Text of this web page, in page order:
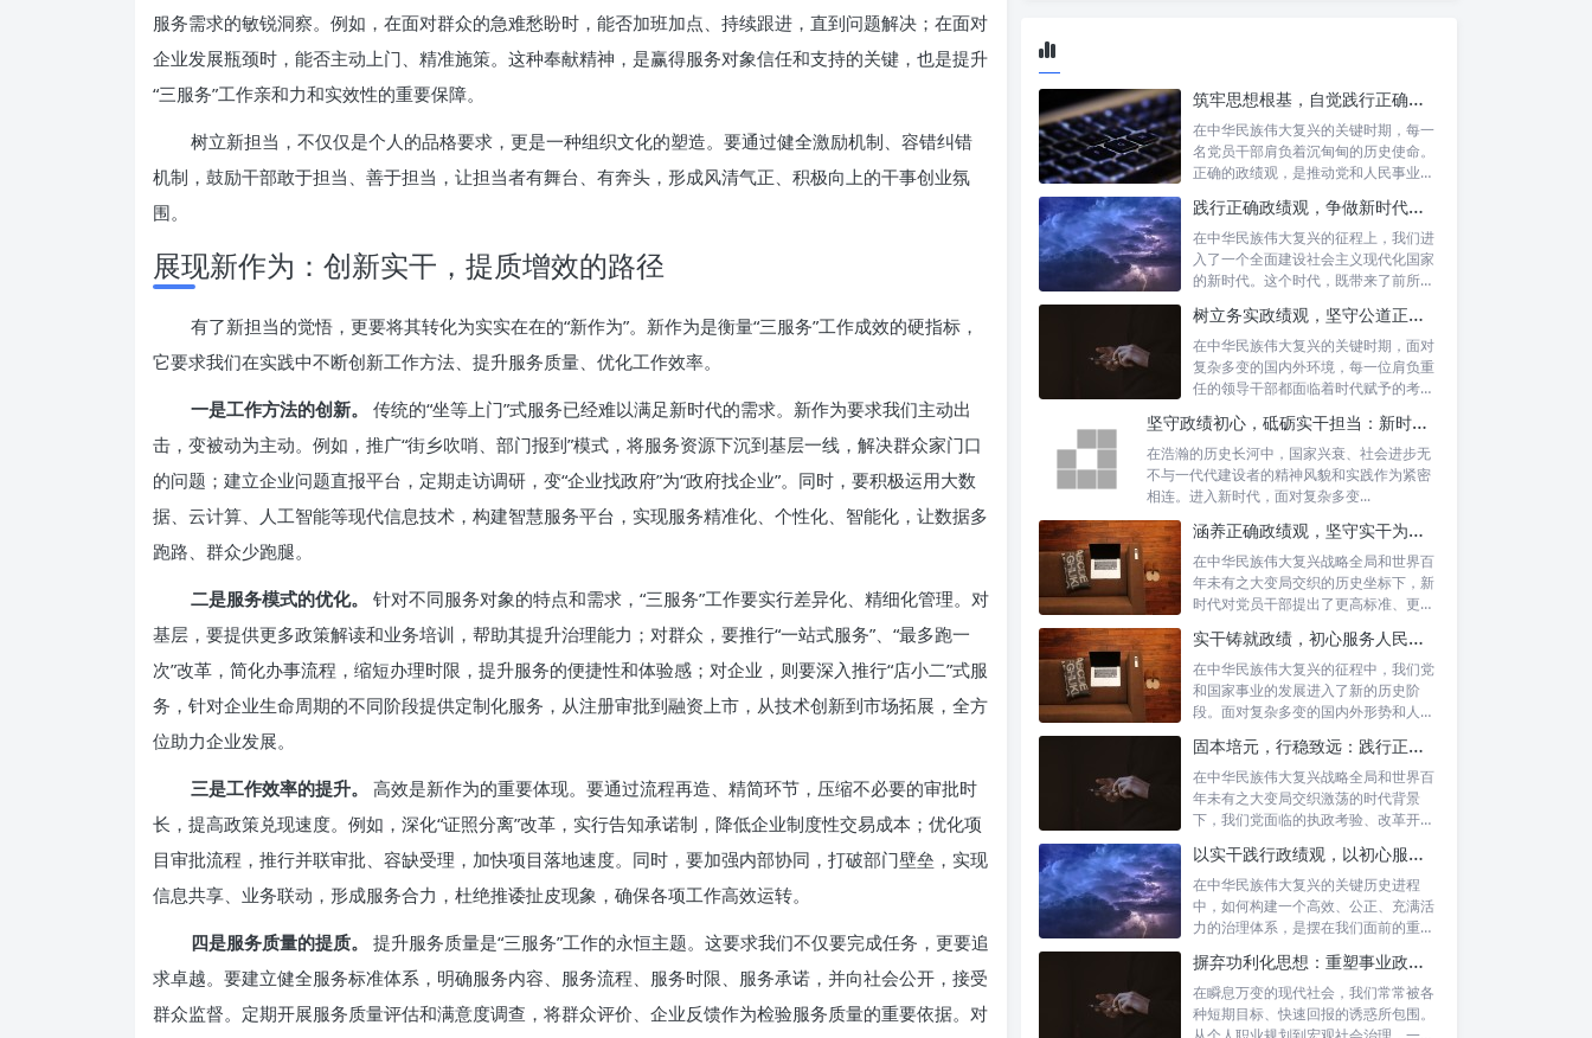
服务需求的敏锐洞察。例如，在面对群众的急难愁盼时，能否加班加点、持续跟进，直到问题解决；在面对
企业发展瓶颈时，能否主动上门、精准施策。这种奉献精神，是赢得服务对象信任和支持的关键，也是提升
“三服务”工作亲和力和实效性的重要保障。
树立新担当，不仅仅是个人的品格要求，更是一种组织文化的塑造。要通过健全激励机制、容错纠错
机制，鼓励干部敢于担当、善于担当，让担当者有舞台、有奔头，形成风清气正、积极向上的干事创业氛
围。
展现新作为：创新实干，提质增效的路径
有了新担当的觉悟，更要将其转化为实实在在的“新作为”。新作为是衡量“三服务”工作成效的硬指标，
它要求我们在实践中不断创新工作方法、提升服务质量、优化工作效率。
一是工作方法的创新。
传统的“坐等上门”式服务已经难以满足新时代的需求。新作为要求我们主动出
击，变被动为主动。例如，推广“街乡吹哨、部门报到”模式，将服务资源下沉到基层一线，解决群众家门口
的问题；建立企业问题直报平台，定期走访调研，变“企业找政府”为“政府找企业”。同时，要积极运用大数
据、云计算、人工智能等现代信息技术，构建智慧服务平台，实现服务精准化、个性化、智能化，让数据多
跑路、群众少跑腿。
二是服务模式的优化。
针对不同服务对象的特点和需求，“三服务”工作要实行差异化、精细化管理。对
基层，要提供更多政策解读和业务培训，帮助其提升治理能力；对群众，要推行“一站式服务”、“最多跑一
次”改革，简化办事流程，缩短办理时限，提升服务的便捷性和体验感；对企业，则要深入推行“店小二”式服
务，针对企业生命周期的不同阶段提供定制化服务，从注册审批到融资上市，从技术创新到市场拓展，全方
位助力企业发展。
三是工作效率的提升。
高效是新作为的重要体现。要通过流程再造、精简环节，压缩不必要的审批时
长，提高政策兑现速度。例如，深化“证照分离”改革，实行告知承诺制，降低企业制度性交易成本；优化项
目审批流程，推行并联审批、容缺受理，加快项目落地速度。同时，要加强内部协同，打破部门壁垒，实现
信息共享、业务联动，形成服务合力，杜绝推诿扯皮现象，确保各项工作高效运转。
四是服务质量的提质。
提升服务质量是“三服务”工作的永恒主题。这要求我们不仅要完成任务，更要追
求卓越。要建立健全服务标准体系，明确服务内容、服务流程、服务时限、服务承诺，并向社会公开，接受
群众监督。定期开展服务质量评估和满意度调查，将群众评价、企业反馈作为检验服务质量的重要依据。对
筑牢思想根基，自觉践行正确政绩观：新时代党员干部的价值指引
在中华民族伟大复兴的关键时期，每一
名党员干部肩负着沉甸甸的历史使命。
正确的政绩观，是推动党和人民事业发
践行正确政绩观，争做新时代合格公职人员：新征程的使命与担当
在中华民族伟大复兴的征程上，我们进
入了一个全面建设社会主义现代化国家
的新时代。这个时代，既带来了前所未
树立务实政绩观，坚守公道正派底线：新时代领导干部高质量发展指南
在中华民族伟大复兴的关键时期，面对
复杂多变的国内外环境，每一位肩负重
任的领导干部都面临着时代赋予的考验
坚守政绩初心，砥砺实干担当：新时代高质量发展的精神坐标
在浩瀚的历史长河中，国家兴衰、社会进步无
不与一代代建设者的精神风貌和实践作为紧密
相连。进入新时代，面对复杂多变...
涵养正确政绩观，坚守实干为民情怀：新时代党员干部的责任与担当
在中华民族伟大复兴战略全局和世界百
年未有之大变局交织的历史坐标下，新
时代对党员干部提出了更高标准、更严
实干铸就政绩，初心服务人民：新时代干部担当作为的实践指南
在中华民族伟大复兴的征程中，我们党
和国家事业的发展进入了新的历史阶
段。面对复杂多变的国内外形势和人民
固本培元，行稳致远：践行正确政绩理念，永葆务实清廉作风的时代命题
在中华民族伟大复兴战略全局和世界百
年未有之大变局交织激荡的时代背景
下，我们党面临的执政考验、改革开放
以实干践行政绩观，以初心服务群众：新时代治理的灯塔与指南
在中华民族伟大复兴的关键历史进程
中，如何构建一个高效、公正、充满活
力的治理体系，是摆在我们面前的重要
摒弃功利化思想：重塑事业政绩观，驱动社会高质量发展
在瞬息万变的现代社会，我们常常被各
种短期目标、快速回报的诱惑所包围。